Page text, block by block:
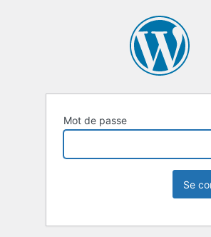
Mot de passe